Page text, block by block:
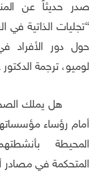
صدر حديثاً عن
“تجليات الذاتية
حول دور الأفراد
لوميو، ترجمة
هل يملك
أمام رؤساء
المحيطة
المتحكمة في مصادر